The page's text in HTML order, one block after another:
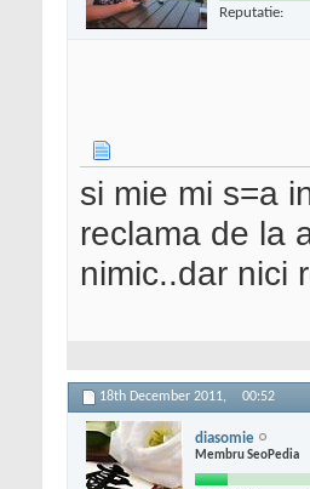
Reputatie:
si mie mi s=a
reclama de la
nimic..dar nici
18th December 2011, 00:52
diasomie
Membru SeoPedia